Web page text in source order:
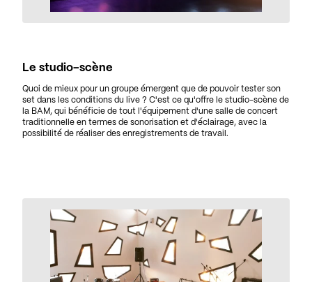
Le studio-scène
Quoi de mieux pour un groupe émergent que de pouvoir tester son
set dans les conditions du live ? C'est ce qu'offre le studio-scène de
la BAM, qui bénéficie de tout l'équipement d'une salle de concert
traditionnelle en termes de sonorisation et d'éclairage, avec la
possibilité de réaliser des enregistrements de travail.